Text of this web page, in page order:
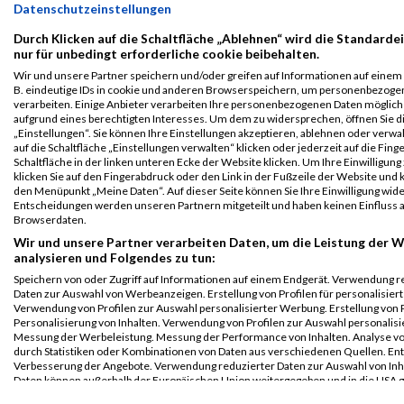
Legende:
GPos = Geschlechter Position, KPos = Kategorie Position, TPos =
Team Position, DNS = Did not start, DNF = Did not finish, DQ =
Disqualifiziert
Datenschutzeinstellungen
Durch Klicken auf die Schaltfläche „Ablehnen“ wird die
nur für unbedingt erforderliche cookie beibehalten.
Wir und unsere Partner speichern und/oder greifen auf Informationen auf einem
B. eindeutige IDs in cookie und anderen Browserspeichern, um
verarbeiten. Einige Anbieter verarbeiten Ihre personenbezogenen Daten
aufgrund eines berechtigten Interesses. Um dem zu widersprechen, öffnen Sie
„Einstellungen“. Sie können Ihre Einstellungen akzeptieren, ablehnen oder
auf die Schaltfläche „Einstellungen verwalten“ klicken oder jederzeit auf die
Schaltfläche in der linken unteren Ecke der Website klicken. Um Ihre
klicken Sie auf den Fingerabdruck oder den Link in der Fußzeile der Website und
den Menüpunkt „Meine Daten“. Auf dieser Seite können Sie Ihre Einwilligung
Entscheidungen werden unseren Partnern mitgeteilt und haben keinen Einfluss
Browserdaten.
Wir und unsere Partner verarbeiten Daten, um die Leistung der
analysieren und Folgendes zu tun:
Speichern von oder Zugriff auf Informationen auf einem Endgerät. Verwendung
Daten zur Auswahl von Werbeanzeigen. Erstellung von Profilen für
Verwendung von Profilen zur Auswahl personalisierter Werbung. Erstellung von
Personalisierung von Inhalten. Verwendung von Profilen zur Auswahl
Messung der Werbeleistung. Messung der Performance von Inhalten. Analyse
durch Statistiken oder Kombinationen von Daten aus verschiedenen Quellen.
Verbesserung der Angebote. Verwendung reduzierter Daten zur Auswahl von
Daten können außerhalb der Europäischen Union weitergegeben und in die USA